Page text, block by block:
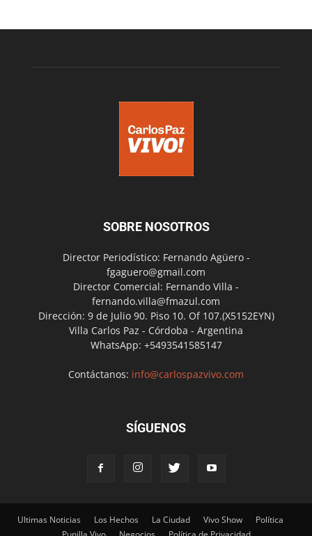
SOBRE NOSOTROS
Director Periodístico: Fernando Agüero -
fgaguero@gmail.com
Director Comercial: Fernando Villa -
fernando.villa@fmazul.com
Dirección: 9 de Julio 90. Piso 10. Of 107.(X5152EYN)
Villa Carlos Paz - Córdoba - Argentina
WhatsApp: +5493541585147
Contáctanos: info@carlospazvivo.com
SÍGUENOS
Ultimas Noticias Los Hechos La Ciudad Vivo Show
Política